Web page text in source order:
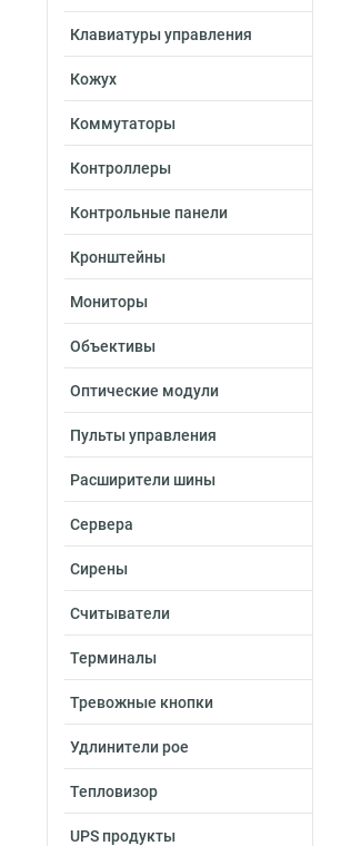
Клавиатуры управления
Кожух
Коммутаторы
Контроллеры
Контрольные панели
Кронштейны
Мониторы
Объективы
Оптические модули
Пульты управления
Расширители шины
Сервера
Сирены
Считыватели
Терминалы
Тревожные кнопки
Удлинители poe
Тепловизор
UPS продукты